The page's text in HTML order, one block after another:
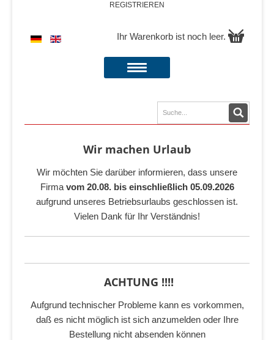
REGISTRIEREN
Ihr Warenkorb ist noch leer.
Wir machen Urlaub
Wir möchten Sie darüber informieren, dass unsere
Firma vom 20.08. bis einschließlich 05.09.2026
aufgrund unseres Betriebsurlaubs geschlossen ist.
Vielen Dank für Ihr Verständnis!
ACHTUNG !!!!
Aufgrund technischer Probleme kann es vorkommen,
daß es nicht möglich ist sich anzumelden oder Ihre
Bestellung nicht absenden können